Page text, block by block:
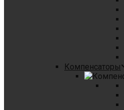
Компенсаторы